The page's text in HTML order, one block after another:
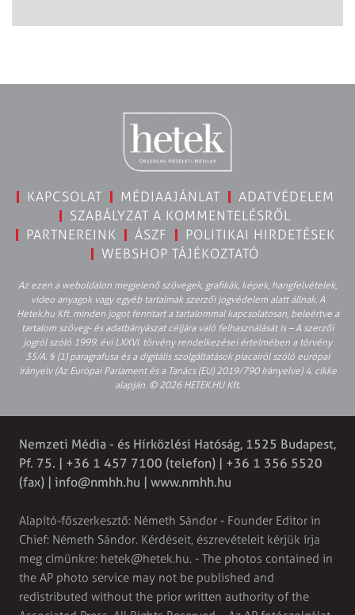
KAPCSOLAT MÉDIAAJÁNLAT
ADATVÉDELEM
SZABÁLYZAT A KOMMENTELÉSRŐL
PARTNEREINK
ÁSZF
POLITIKAI HIRDETÉSEK
WEBSHOP TÁJÉKOZTATÓ
Az ezen a weboldalon megjelenő szövegek, grafikák, képek, hangfelvételek,
video anyagok vagy egyéb tartalmak szerzői jogvédelem alatt állnak. A
Hetek.hu Kft. minden jogot fenntart a tartalommal kapcsolatosan, beleértve a
tartalom szöveg- és adatbányászat céljára való felhasználását is – A szerzői
jogról szóló 1999. évi LXXVI. törvény rendelkezései értelmében a törvény
35/A. § (1) paragrafusa és a digitális szolgáltatások piacairól szóló európai
irányelv (Az Európai Parlament és a Tanács (EU) 2019/790 Irányelve) 4. cikke
alapján. © 2026 HETEK.HU Kft.
Nemzeti Média - és Hírközlési Hatóság, 1525 Budapest,
Pf. 75. | +36 1 457 7100 (telefon) | +36 1 356 5520
(fax) | info@nmhh.hu | www.nmhh.hu
Alapító-főszerkesztő: Németh Sándor - Founder Editor in
Chief: Németh Sándor. Kérdéseit, észrevételeit kérjük írja
meg címünkre: hetek@hetek.hu. - The photos contained in
the AP photo service may not be published and
redistributed without the prior written authority of the